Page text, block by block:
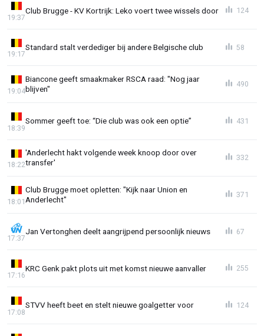
Club Brugge - KV Kortrijk: Leko voert twee wissels door
19:37
124
Standard stalt verdediger bij andere Belgische club
19:17
58
Biancone geeft smaakmaker RSCA raad: "Nog jaar
blijven"
19:04
490
Sommer geeft toe: “Die club was ook een optie”
18:39
431
'Anderlecht hakt volgende week knoop door over
transfer'
18:22
332
Club Brugge moet opletten: "Kijk naar Union en
Anderlecht"
18:01
371
Jan Vertonghen deelt aangrijpend persoonlijk nieuws
17:37
67
KRC Genk pakt plots uit met komst nieuwe aanvaller
17:16
255
STVV heeft beet en stelt nieuwe goalgetter voor
17:08
124